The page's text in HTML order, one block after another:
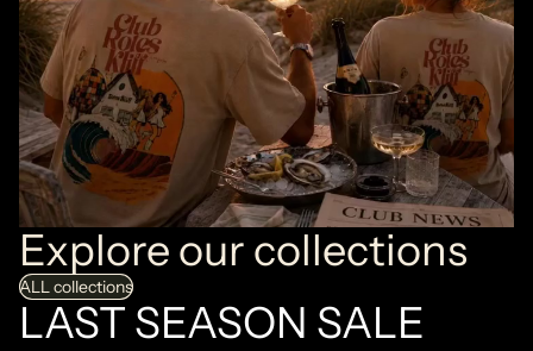
Explore our collections
ALL collections
LAST SEASON SALE